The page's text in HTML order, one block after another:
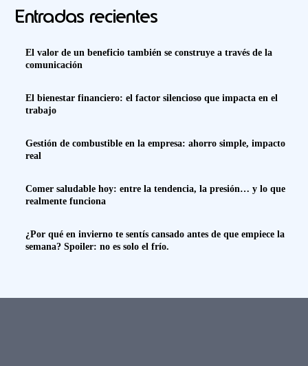
Entradas recientes
El valor de un beneficio también se construye a través de la
comunicación
El bienestar financiero: el factor silencioso que impacta en el
trabajo
Gestión de combustible en la empresa: ahorro simple, impacto
real
Comer saludable hoy: entre la tendencia, la presión… y lo que
realmente funciona
¿Por qué en invierno te sentís cansado antes de que empiece la
semana? Spoiler: no es solo el frío.